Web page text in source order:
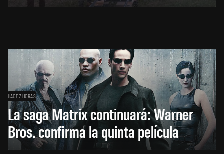
HACE 7 HORAS
La saga Matrix continuará: Warner
Bros. confirma la quinta película